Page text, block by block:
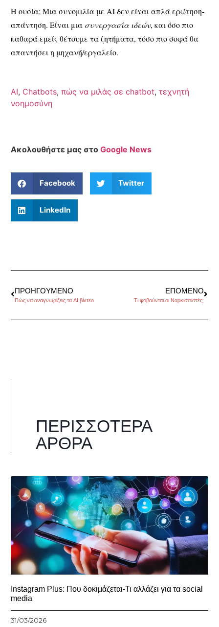
Η ουσία; Μια συνομιλία με AI δεν είναι απλά ερώτηση-
απάντηση. Είναι μια συνεργασία ιδεών, και όσο πιο
καθαρά εμείς θέτουμε τα ζητήματα, τόσο πιο σοφά θα
απαντήσει η μηχανή/εργαλείο.
AI, Chatbots,πώς να μιλάς σε chatbot,τεχνητή
νοημοσύνη
Ακολουθήστε μας στοGoogle News
Facebook Twitter
LinkedIn
ΠΡΟΗΓΟΎΜΕΝΟ
Πώς να αναγνωρίζεις τα AI βίντεο
ΕΠΌΜΕΝΟ
Τι φοβούνται οι Ναρκισσιστές;
ΠΕΡΙΣΣΌΤΕΡΑ
ΆΡΘΡΑ
Instagram Plus: Που δοκιμάζεται-Τι αλλάζει για τα social
media
31/03/2026